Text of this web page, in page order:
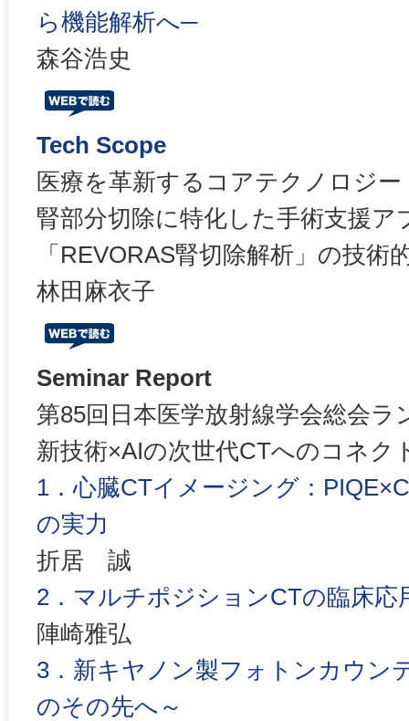
ら機能解析へ─
森谷浩史
Tech Scope
医療を革新するコアテクノロジー
腎部分切除に特化した手術支援ア
「REVORAS腎切除解析」の技術
林田麻衣子
Seminar Report
第85回日本医学放射線学会総会ラ
新技術×AIの次世代CTへのコネク
1．心臓CTイメージング：
の実力
折居 誠
2．マルチポジションCTの臨床応
陣崎雅弘
3．新キヤノン製フォトンカウン
のその先へ～